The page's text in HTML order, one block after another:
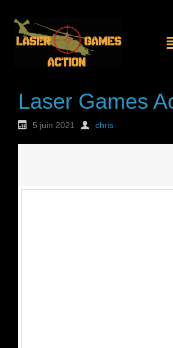
Laser Games
5 juin 2021 chris